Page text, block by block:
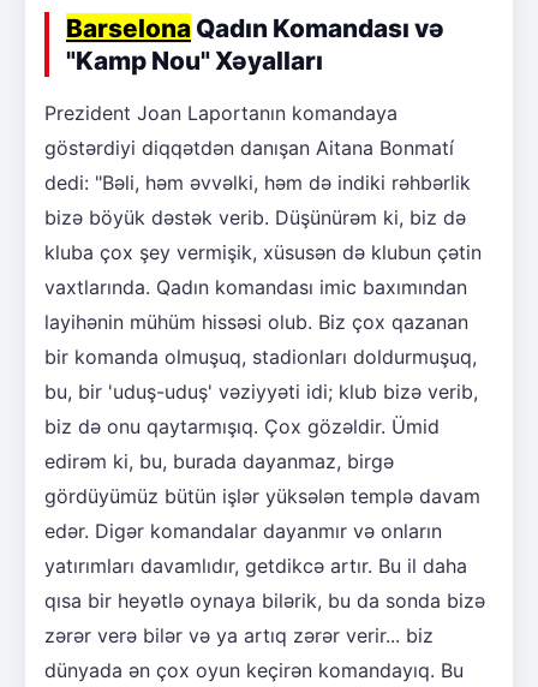
Barselona Qadın Komandası və
"Kamp Nou" Xəyalları
Prezident Joan Laportanın komandaya
göstərdiyi diqqətdən danışan Aitana Bonmatí
dedi: "Bəli, həm əvvəlki, həm də indiki rəhbərlik
bizə böyük dəstək verib. Düşünürəm ki, biz də
kluba çox şey vermişik, xüsusən də klubun çətin
vaxtlarında. Qadın komandası imic baxımından
layihənin mühüm hissəsi olub. Biz çox qazanan
bir komanda olmuşuq, stadionları doldurmuşuq,
bu, bir 'uduş-uduş' vəziyyəti idi; klub bizə verib,
biz də onu qaytarmışıq. Çox gözəldir. Ümid
edirəm ki, bu, burada dayanmaz, birgə
gördüyümüz bütün işlər yüksələn templə davam
edər. Digər komandalar dayanmır və onların
yatırımları davamlıdır, getdikcə artır. Bu il daha
qısa bir heyətlə oynaya bilərik, bu da sonda bizə
zərər verə bilər və ya artıq zərər verir... biz
dünyada ən çox oyun keçirən komandayıq. Bu